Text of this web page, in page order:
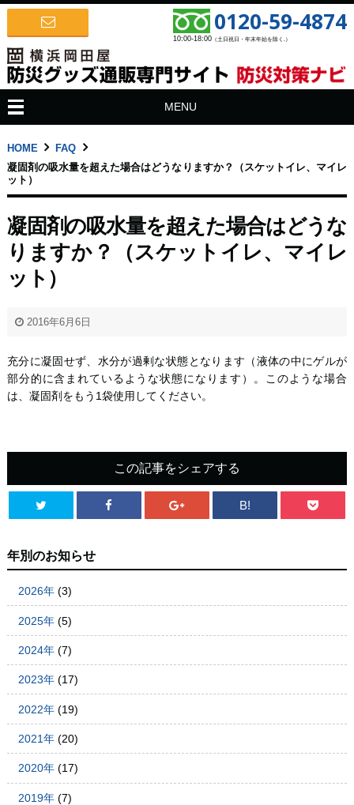
0120-59-4874
10:00-18:00 （土日祝日・年末年始を除く.）
MENU
HOME
FAQ
凝固剤の吸水量を超えた場合はどうなりますか？（スケットイレ、マイレ
ット）
凝固剤の吸水量を超えた場合はどうな
りますか？（スケットイレ、マイレ
ット）
2016年6月6日
充分に凝固せず、水分が過剰な状態となります（液体の中にゲルが
部分的に含まれているような状態になります）。このような場合
は、凝固剤をもう1袋使用してください。
この記事をシェアする
B!
年別のお知らせ
2026年(3)
2025年(5)
2024年(7)
2023年(17)
2022年(19)
2021年(20)
2020年(17)
2019年(7)